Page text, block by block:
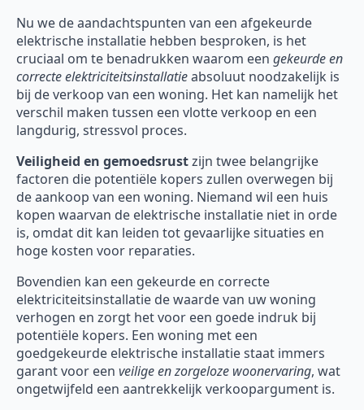
Nu we de aandachtspunten van een afgekeurde
elektrische installatie hebben besproken, is het
cruciaal om te benadrukken waarom een gekeurde en
correcte elektriciteitsinstallatieabsoluut noodzakelijk is
bij de verkoop van een woning. Het kan namelijk het
verschil maken tussen een vlotte verkoop en een
langdurig, stressvol proces.
Veiligheid en gemoedsrustzijn twee belangrijke
factoren die potentiële kopers zullen overwegen bij
de aankoop van een woning. Niemand wil een huis
kopen waarvan de elektrische installatie niet in orde
is, omdat dit kan leiden tot gevaarlijke situaties en
hoge kosten voor reparaties.
Bovendien kan een gekeurde en correcte
elektriciteitsinstallatie de waarde van uw woning
verhogen en zorgt het voor een goede indruk bij
potentiële kopers. Een woning met een
goedgekeurde elektrische installatie staat immers
garant voor een veilige en zorgeloze woonervaring, wat
ongetwijfeld een aantrekkelijk verkoopargument is.